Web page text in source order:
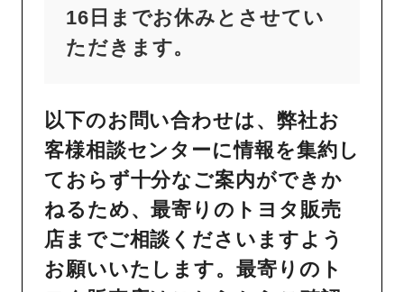
16日までお休みとさせてい
ただきます。
以下のお問い合わせは、弊社お
客様相談センターに情報を集約し
ておらず十分なご案内ができか
ねるため、最寄りのトヨタ販売
店までご相談くださいますよう
お願いいたします。最寄りのト